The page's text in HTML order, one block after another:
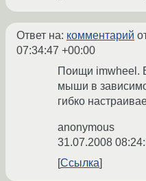
Ответ на: комментарий
07:34:47 +00:00
Поищи imwheel.
мыши в
гибко
anonymous
31.07.2008
Ссылка